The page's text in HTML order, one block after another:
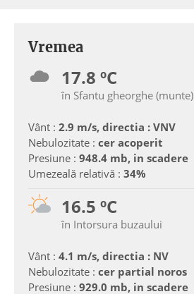
Vremea
17.8 ºC
în Sfantu gheorghe (munte)
Vânt : 2.9 m/s, directia : VNV
Nebulozitate : cer acoperit
Presiune : 948.4 mb, in scadere
Umezeală relativă : 34%
16.5 ºC
în Intorsura buzaului
Vânt : 4.1 m/s, directia : NV
Nebulozitate : cer partial noros
Presiune : 929.0 mb, in scadere